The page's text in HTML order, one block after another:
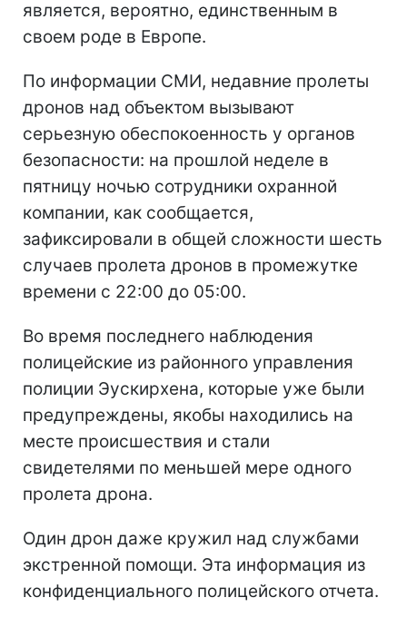
является, вероятно, единственным в
своем роде в Европе.
По информации СМИ, недавние пролеты
дронов над объектом вызывают
серьезную обеспокоенность у органов
безопасности: на прошлой неделе в
пятницу ночью сотрудники охранной
компании, как сообщается,
зафиксировали в общей сложности шесть
случаев пролета дронов в промежутке
времени с 22:00 до 05:00.
Во время последнего наблюдения
полицейские из районного управления
полиции Эускирхена, которые уже были
предупреждены, якобы находились на
месте происшествия и стали
свидетелями по меньшей мере одного
пролета дрона.
Один дрон даже кружил над службами
экстренной помощи. Эта информация из
конфиденциального полицейского отчета.